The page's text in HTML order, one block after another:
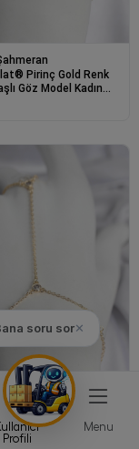
soru sor✕
Profili
Menu
Pirinç Gold Renk
Göz Model Kadın